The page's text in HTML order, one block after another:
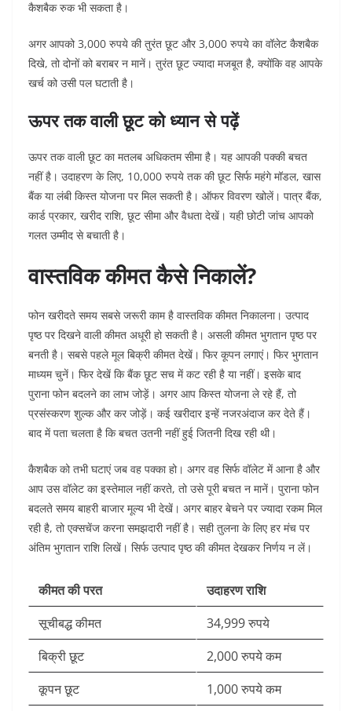
कैशबैक रुक भी सकता है।
अगर आपको 3,000 रुपये की तुरंत छूट और 3,000 रुपये का वॉलेट कैशबैक
दिखे, तो दोनों को बराबर न मानें। तुरंत छूट ज्यादा मजबूत है, क्योंकि वह आपके
खर्च को उसी पल घटाती है।
ऊपर तक वाली छूट को ध्यान से पढ़ें
ऊपर तक वाली छूट का मतलब अधिकतम सीमा है। यह आपकी पक्की बचत
नहीं है। उदाहरण के लिए, 10,000 रुपये तक की छूट सिर्फ महंगे मॉडल, खास
बैंक या लंबी किस्त योजना पर मिल सकती है। ऑफर विवरण खोलें। पात्र बैंक,
कार्ड प्रकार, खरीद राशि, छूट सीमा और वैधता देखें। यही छोटी जांच आपको
गलत उम्मीद से बचाती है।
वास्तविक कीमत कैसे निकालें?
फोन खरीदते समय सबसे जरूरी काम है वास्तविक कीमत निकालना। उत्पाद
पृष्ठ पर दिखने वाली कीमत अधूरी हो सकती है। असली कीमत भुगतान पृष्ठ पर
बनती है। सबसे पहले मूल बिक्री कीमत देखें। फिर कूपन लगाएं। फिर भुगतान
माध्यम चुनें। फिर देखें कि बैंक छूट सच में कट रही है या नहीं। इसके बाद
पुराना फोन बदलने का लाभ जोड़ें। अगर आप किस्त योजना ले रहे हैं, तो
प्रसंस्करण शुल्क और कर जोड़ें। कई खरीदार इन्हें नजरअंदाज कर देते हैं।
बाद में पता चलता है कि बचत उतनी नहीं हुई जितनी दिख रही थी।
कैशबैक को तभी घटाएं जब वह पक्का हो। अगर वह सिर्फ वॉलेट में आना है और
आप उस वॉलेट का इस्तेमाल नहीं करते, तो उसे पूरी बचत न मानें। पुराना फोन
बदलते समय बाहरी बाजार मूल्य भी देखें। अगर बाहर बेचने पर ज्यादा रकम मिल
रही है, तो एक्सचेंज करना समझदारी नहीं है। सही तुलना के लिए हर मंच पर
अंतिम भुगतान राशि लिखें। सिर्फ उत्पाद पृष्ठ की कीमत देखकर निर्णय न लें।
कीमत की परत
उदाहरण राशि
सूचीबद्ध कीमत
34,999 रुपये
बिक्री छूट
2,000 रुपये कम
कूपन छूट
1,000 रुपये कम